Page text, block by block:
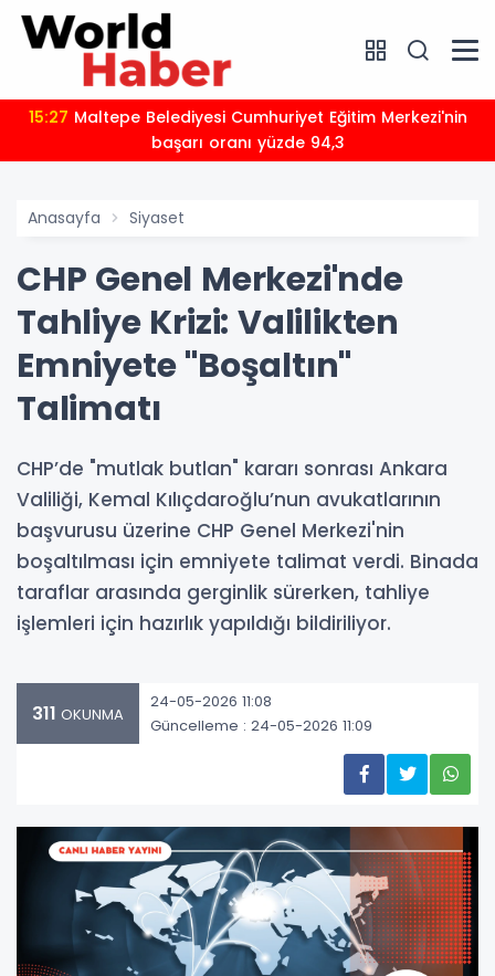
15:27
başarı oranı yüzde 94,3
Anasayfa Siyaset
CHP Genel Merkezi'nde
Tahliye Krizi: Valilikten
Emniyete "Boşaltın"
Talimatı
CHP’de "mutlak butlan" kararı sonrası Ankara
Valiliği, Kemal Kılıçdaroğlu’nun avukatlarının
başvurusu üzerine CHP Genel Merkezi'nin
boşaltılması için emniyete talimat verdi. Binada
taraflar arasında gerginlik sürerken, tahliye
işlemleri için hazırlık yapıldığı bildiriliyor.
311 OKUNMA
24-05-2026 11:08
Güncelleme : 24-05-2026 11:09